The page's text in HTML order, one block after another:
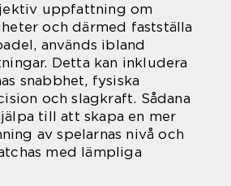
uppfattning om
och därmed fastställa
används ibland
Detta kan inkludera
snabbhet, fysiska
och slagkraft. Sådana
till att skapa en mer
av spelarnas nivå och
med lämpliga